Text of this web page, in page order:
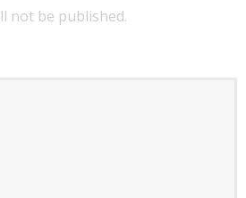
not be published.